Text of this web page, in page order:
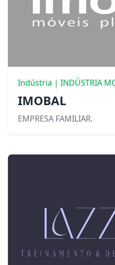
Indústria | INDÚSTRIA
IMOBAL
EMPRESA FAMILIAR.